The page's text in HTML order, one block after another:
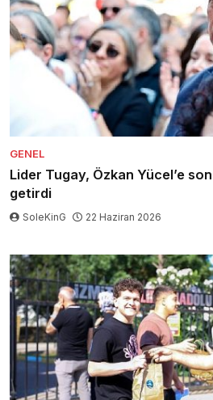
GENEL
Lider Tugay, Özkan Yücel’e
getirdi
SoleKinG 22 Haziran 2026